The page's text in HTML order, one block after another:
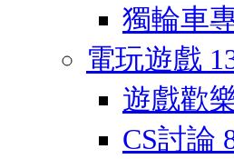
獨輪車
電玩遊戲
遊戲歡
CS討論